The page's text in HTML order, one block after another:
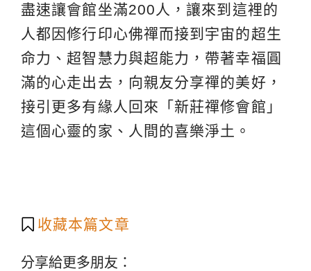
盡速讓會館坐滿200人，讓來到這裡的
人都因修行印心佛禪而接到宇宙的超生
命力、超智慧力與超能力，帶著幸福圓
滿的心走出去，向親友分享禪的美好，
接引更多有緣人回來「新莊禪修會館」
這個心靈的家、人間的喜樂淨土。
收藏本篇文章
分享給更多朋友：